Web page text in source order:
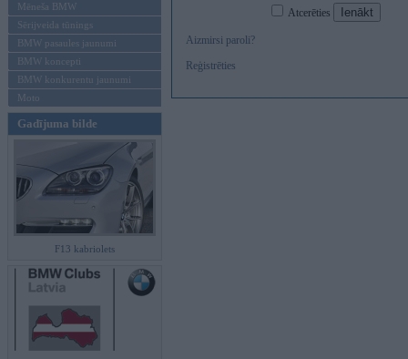
Mēneša BMW
Sērijveida tūnings
BMW pasaules jaunumi
BMW koncepti
BMW konkurentu jaunumi
Moto
Gadījuma bilde
F13 kabriolets
Atcerēties
Aizmirsi paroli?
Reģistrēties